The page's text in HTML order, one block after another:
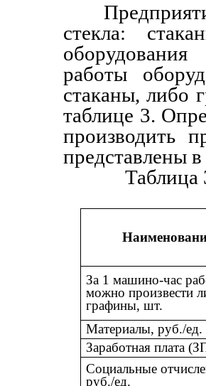
стекла:
работы
стаканы, либо
таблице 3.
производить
представлены
Таблица
За 1 машино-час
можно произвести
графины, шт.
Материалы, руб./ед.
Заработная плата
Социальные
руб./ед.